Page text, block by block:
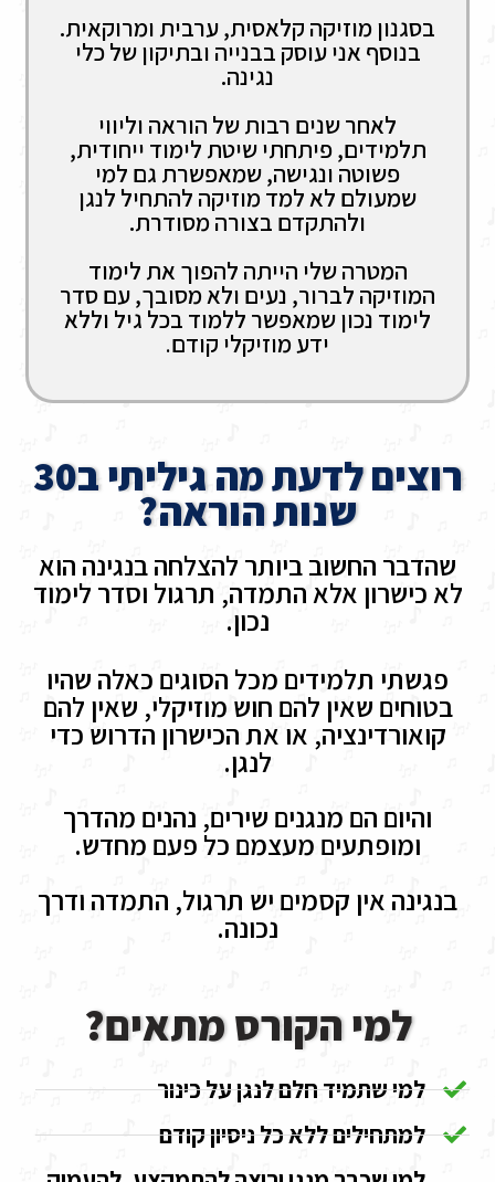
בסגנון מוזיקה קלאסית, ערבית ומרוקאית.
בנוסף אני עוסק בבנייה ובתיקון של כלי
נגינה.
לאחר שנים רבות של הוראה וליווי
תלמידים, פיתחתי שיטת לימוד ייחודית,
פשוטה ונגישה, שמאפשרת גם למי
שמעולם לא למד מוזיקה להתחיל לנגן
ולהתקדם בצורה מסודרת.
המטרה שלי הייתה להפוך את לימוד
המוזיקה לברור, נעים ולא מסובך, עם סדר
לימוד נכון שמאפשר ללמוד בכל גיל וללא
ידע מוזיקלי קודם.
רוצים לדעת מה גיליתי ב30
שנות הוראה?
שהדבר החשוב ביותר להצלחה בנגינה הוא
לא כישרון אלא התמדה, תרגול וסדר לימוד
נכון.
פגשתי תלמידים מכל הסוגים כאלה שהיו
בטוחים שאין להם חוש מוזיקלי, שאין להם
קואורדינציה, או את הכישרון הדרוש כדי
לנגן.
והיום הם מנגנים שירים, נהנים מהדרך
ומופתעים מעצמם כל פעם מחדש.
בנגינה אין קסמים יש תרגול, התמדה ודרך
נכונה.
למי הקורס מתאים?
למי שתמיד חלם לנגן על כינור
למתחילים ללא כל ניסיון קודם